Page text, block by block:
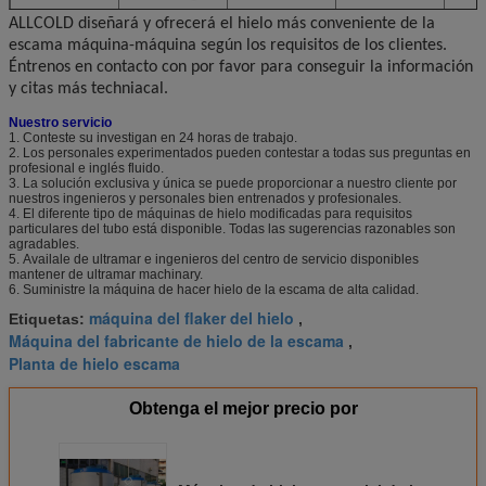
FMH-3T 3000kg 20.5kw -10
FMH-5T 5000kg 28kw -10
FMH-10T
ALLCOLD diseñará y ofrecerá el hielo más conveniente de la
escama máquina-máquina según los requisitos de los clientes.
Éntrenos en contacto con por favor para conseguir la información
y citas más techniacal.
Nuestro servicio
1. Conteste su investigan en 24 horas de trabajo.
2. Los personales experimentados pueden contestar a todas sus preguntas en
profesional e inglés fluido.
3. La solución exclusiva y única se puede proporcionar a nuestro cliente por
nuestros ingenieros y personales bien entrenados y profesionales.
4. El diferente tipo de máquinas de hielo modificadas para requisitos
particulares del tubo está disponible. Todas las sugerencias razonables son
agradables.
5. Availale de ultramar e ingenieros del centro de servicio disponibles
mantener de ultramar machinary.
6. Suministre la máquina de hacer hielo de la escama de alta calidad.
Etiquetas: máquina del flaker del hielo ,
Máquina del fabricante de hielo de la escama ,
Planta de hielo escama
Obtenga el mejor precio por